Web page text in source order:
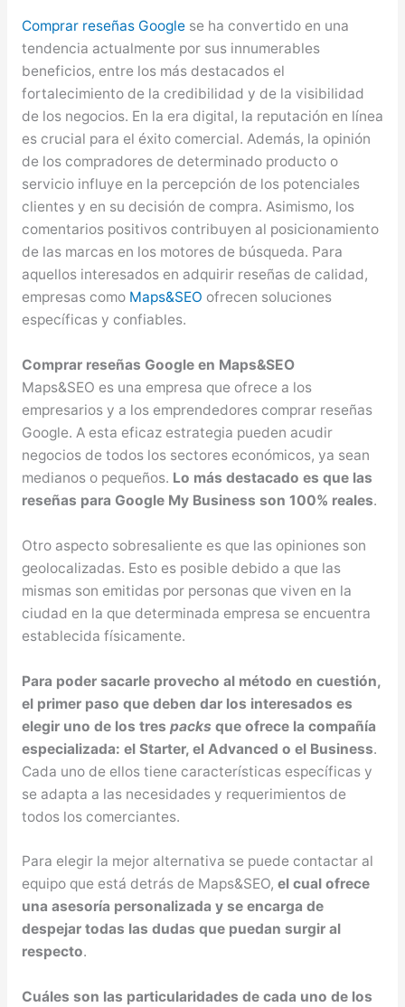
Comprar reseñas Googlese ha convertido en una
tendencia actualmente por sus innumerables
beneficios, entre los más destacados el
fortalecimiento de la credibilidad y de la visibilidad
de los negocios. En la era digital, la reputación en línea
es crucial para el éxito comercial. Además, la opinión
de los compradores de determinado producto o
servicio influye en la percepción de los potenciales
clientes y en su decisión de compra. Asimismo, los
comentarios positivos contribuyen al posicionamiento
de las marcas en los motores de búsqueda. Para
aquellos interesados en adquirir reseñas de calidad,
empresas como Maps&SEO ofrecen soluciones
específicas y confiables.
Comprar reseñas Google en Maps&SEO
Maps&SEO es una empresa que ofrece a los
empresarios y a los emprendedores comprar reseñas
Google. A esta eficaz estrategia pueden acudir
negocios de todos los sectores económicos, ya sean
medianos o pequeños. Lo más destacado es que las
reseñas para Google My Business son 100% reales.
Otro aspecto sobresaliente es que las opiniones son
geolocalizadas. Esto es posible debido a que las
mismas son emitidas por personas que viven en la
ciudad en la que determinada empresa se encuentra
establecida físicamente.
Para poder sacarle provecho al método en cuestión,
el primer paso que deben dar los interesados es
elegir uno de los tres packs que ofrece la compañía
especializada: el Starter, el Advanced o el Business.
Cada uno de ellos tiene características específicas y
se adapta a las necesidades y requerimientos de
todos los comerciantes.
Para elegir la mejor alternativa se puede contactar al
equipo que está detrás de Maps&SEO, el cual ofrece
una asesoría personalizada y se encarga de
despejar todas las dudas que puedan surgir al
respecto.
Cuáles son las particularidades de cada uno de los